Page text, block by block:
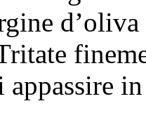
appassire